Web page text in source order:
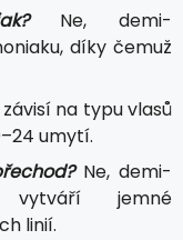
Ne, demi-
díky čemuž
na typu vlasů
umytí.
Ne, demi-
vytváří jemné
linií.